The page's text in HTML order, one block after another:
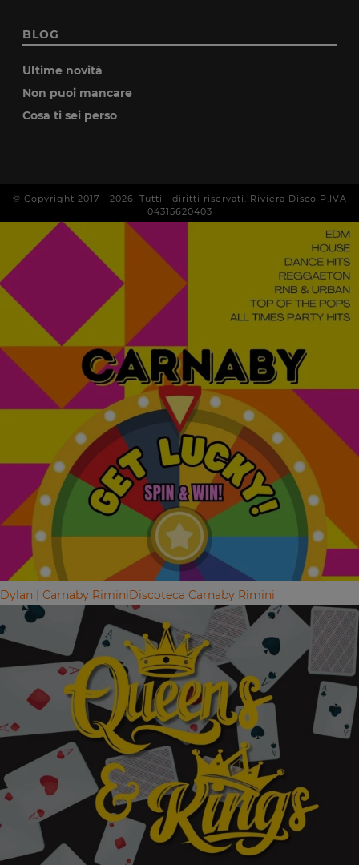
BLOG
Ultime novità
Non puoi mancare
Cosa ti sei perso
© Copyright 2017 - 2026 . Tutti i diritti riservati. Riviera Disco P.IVA
04315620403
Dylan | Carnaby RiminiDiscoteca Carnaby Rimini